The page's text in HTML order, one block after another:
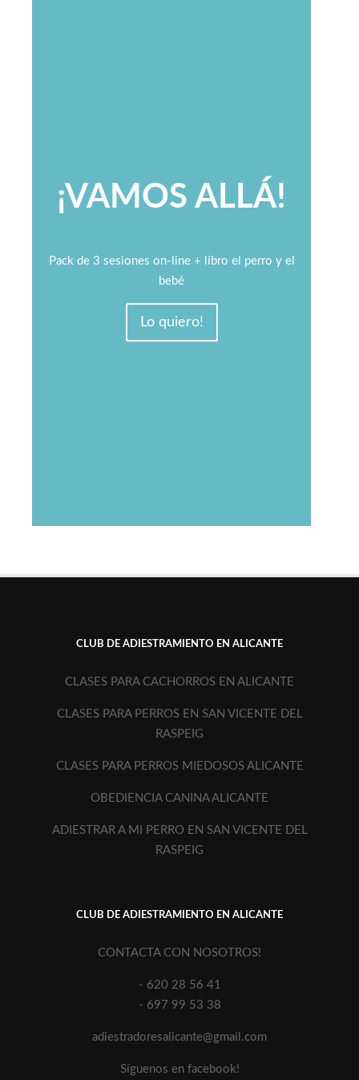
¡VAMOS ALLÁ!
Pack de 3 sesiones on-line + libro el perro y el
bebé
Lo quiero!
CLUB DE ADIESTRAMIENTO EN ALICANTE
CLASES PARA CACHORROS EN ALICANTE
CLASES PARA PERROS EN SAN VICENTE DEL
RASPEIG
CLASES PARA PERROS MIEDOSOS ALICANTE
OBEDIENCIA CANINA ALICANTE
ADIESTRAR A MI PERRO EN SAN VICENTE DEL
RASPEIG
CLUB DE ADIESTRAMIENTO EN ALICANTE
CONTACTA CON NOSOTROS!
- 620 28 56 41
- 697 99 53 38
adiestradoresalicante@gmail.com
Síguenos en facebook!